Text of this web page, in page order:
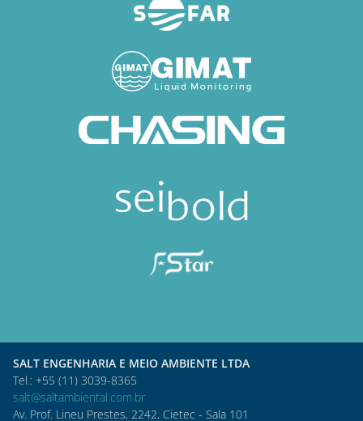
SALT ENGENHARIA E MEIO AMBIENTE LTDA
Tel.: +55 (11) 3039-8365
salt@saltambiental.com.br
Av. Prof. Lineu Prestes, 2242, Cietec - Sala 101